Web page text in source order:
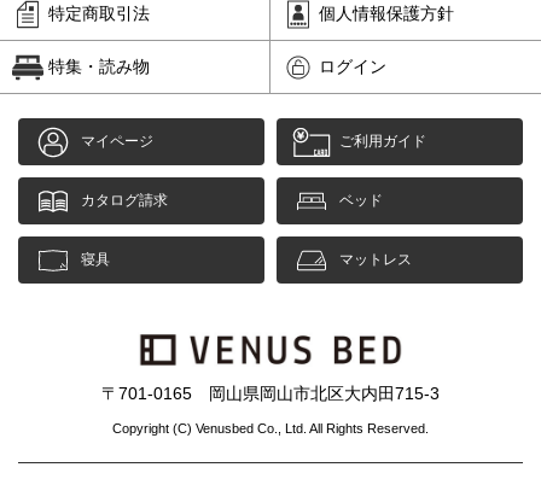
特定商取引法 個人情報保護方針
特集・読み物 ログイン
マイページ ご利用ガイド
カタログ請求 ベッド
寝具 マットレス
〒701-0165 岡山県岡山市北区大内田715-3
Copyright (C) Venusbed Co., Ltd. All Rights Reserved.